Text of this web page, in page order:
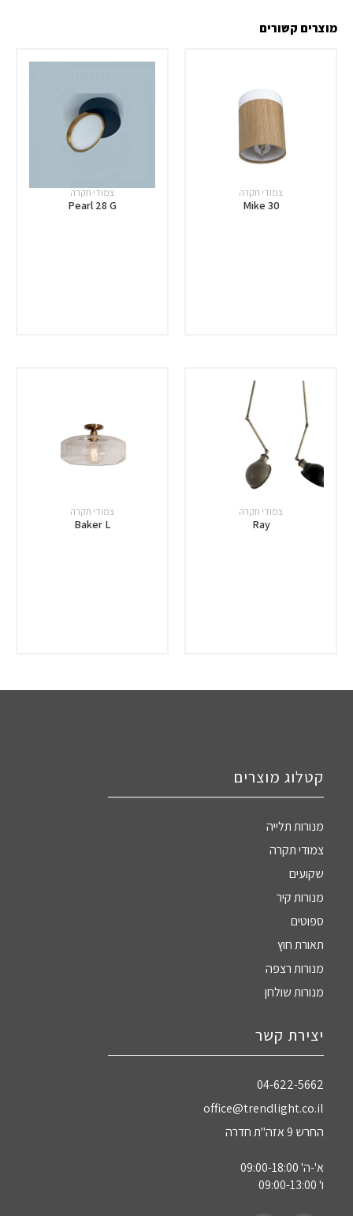
מוצרים קשורים
צמודי תקרה
Mike 30
צמודי תקרה
Pearl 28 G
צמודי תקרה
Ray
צמודי תקרה
Baker L
קטלוג מוצרים
מנורות תלייה
צמודי תקרה
שקועים
מנורות קיר
ספוטים
תאורת חוץ
מנורות רצפה
מנורות שולחן
יצירת קשר
04-622-5662‏
office@trendlight.co.il
החרש 9 אזה"ת חדרה
א'-ה' 09:00-18:00
ו' 09:00-13:00